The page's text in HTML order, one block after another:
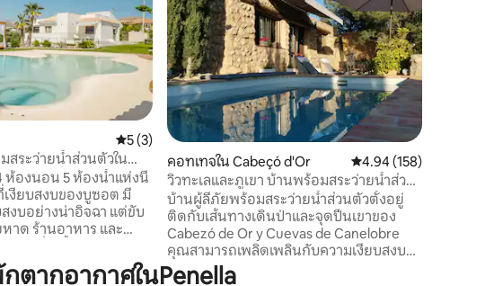
คะแนนเฉลี่ย 5 จาก 5, 3 รีวิว
5 (3)
ระว่ายน้ำส่วนตัวใน
ห้องนอน 5 ห้องน้ำแห่งนี้
งียบสงบของบูซอต มี
งบอย่างน่าอิจฉา แต่ขับ
าด ร้านอาหาร และ
เปโยเพียง 12 นาที และ
30 นาที ที่พักได้รับการ
คอทเทจใน Cabeçó d'Or คะแนนเฉลี่ย 4.94 จาก
4.94 (158)
วิวทะเลและภูเขา บ้านพร้อมสระว่ายน้ำส่วน
ตัว
บ้านผู้ลี้ภัยพร้อมสระว่ายน้ำส่วนตัวตั้งอยู่
ติดกับเส้นทางเดินป่าและจุดปีนเขาของ
Cabezó de Or y Cuevas de Canelobre
คุณสามารถเพลิดเพลินกับความเงียบสงบ
ธรรมชาติเต็มรูปแบบและวิวพาโนรามาของ
ากอากาศในPenella